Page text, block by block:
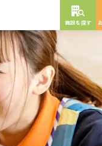
施設を探す